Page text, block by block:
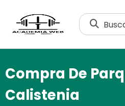
Compra De
Calistenia